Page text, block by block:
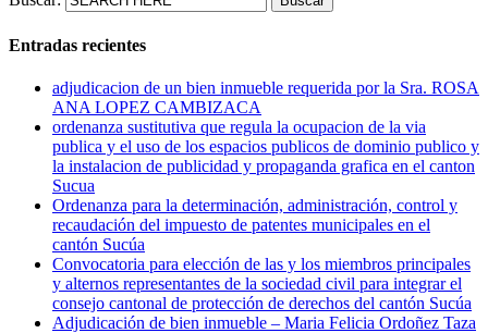
Entradas recientes
adjudicacion de un bien inmueble requerida por la Sra. ROSA
ANA LOPEZ CAMBIZACA
ordenanza sustitutiva que regula la ocupacion de la via
publica y el uso de los espacios publicos de dominio publico y
la instalacion de publicidad y propaganda grafica en el canton
Sucua
Ordenanza para la determinación, administración, control y
recaudación del impuesto de patentes municipales en el
cantón Sucúa
Convocatoria para elección de las y los miembros principales
y alternos representantes de la sociedad civil para integrar el
consejo cantonal de protección de derechos del cantón Sucúa
Adjudicación de bien inmueble – Maria Felicia Ordoñez Taza